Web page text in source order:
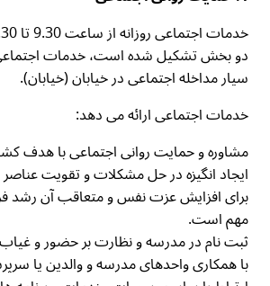
سیار مداخله اجتماعی در خیابان (خیابان).
خدمات اجتماعی ارائه می دهد:
مشاوره و حمایت روانی اجتماعی با هدف
ایجاد انگیزه در حل مشکلات و تقویت
برای افزایش عزت نفس و متعاقب آن رشد
مهم است.
ثبت نام در مدرسه و نظارت بر حضور و
با همکاری واحدهای مدرسه و والدین یا